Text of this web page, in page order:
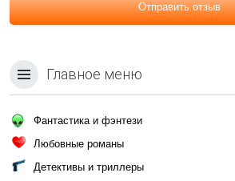
Отправить отзыв
Главное меню
Фантастика и фэнтези
Любовные романы
Детективы и триллеры